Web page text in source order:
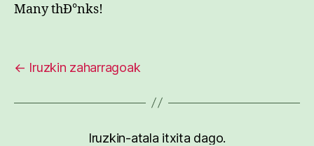
Many thÐ°nks!
← Iruzkin zaharragoak
Iruzkin-atala itxita dago.